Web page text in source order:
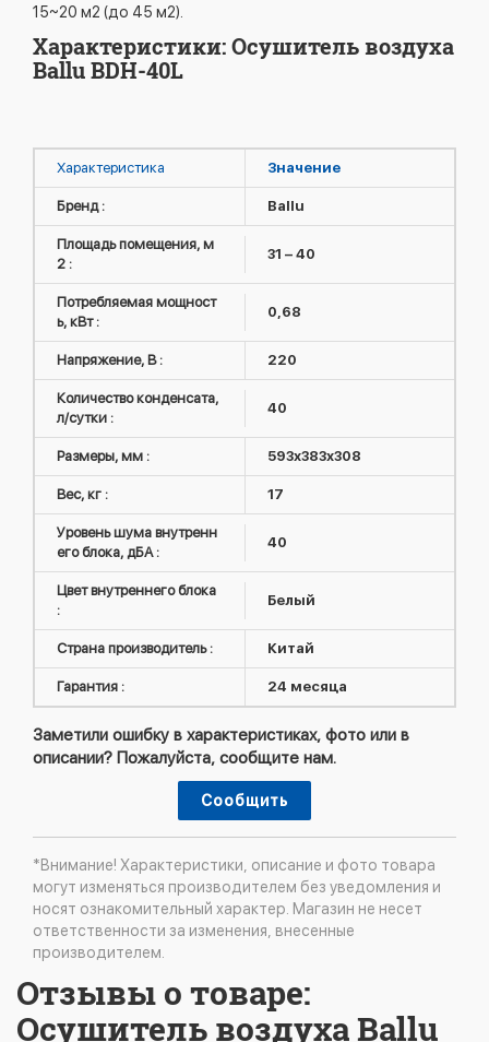
15~20 м2 (до 45 м2).
Характеристики: Осушитель воздуха
Ballu BDH-40L
Характеристика Значение
Бренд : Ballu
Площадь помещения, м
2 :
31 – 40
Потребляемая мощност
ь, кВт :
0,68
Напряжение, В : 220
Количество конденсата,
л/сутки :
40
Размеры, мм : 593х383х308
Вес, кг : 17
Уровень шума внутренн
его блока, дБА :
40
Цвет внутреннего блока
:
Белый
Страна производитель : Китай
Гарантия : 24 месяца
Заметили ошибку в характеристиках, фото или в
описании? Пожалуйста, сообщите нам.
Сообщить
*Внимание! Характеристики, описание и фото товара
могут изменяться производителем без уведомления и
носят ознакомительный характер. Магазин не несет
ответственности за изменения, внесенные
производителем.
Отзывы о товаре:
Осушитель воздуха Ballu